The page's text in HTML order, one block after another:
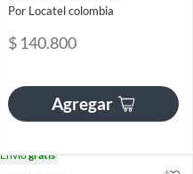
Por Locatel colombia
$ 140.800
Agregar
Envíogratis